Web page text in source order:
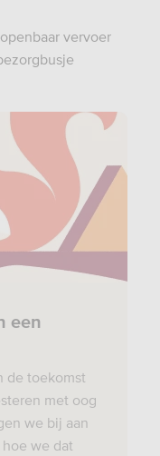
vervoer
een
de toekomst
met oog
we bij aan
we dat